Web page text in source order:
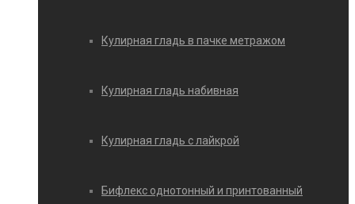
Кулирная гладь в пачке метражом
Кулирная гладь набивная
Кулирная гладь с лайкрой
Бифлекс однотонный и принтованный